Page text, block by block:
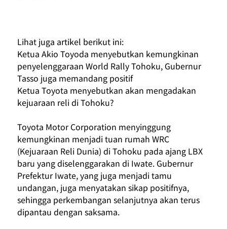
Lihat juga artikel berikut ini:
Ketua Akio Toyoda menyebutkan kemungkinan
penyelenggaraan World Rally Tohoku, Gubernur
Tasso juga memandang positif
Ketua Toyota menyebutkan akan mengadakan
kejuaraan reli di Tohoku?
Toyota Motor Corporation menyinggung
kemungkinan menjadi tuan rumah WRC
(Kejuaraan Reli Dunia) di Tohoku pada ajang LBX
baru yang diselenggarakan di Iwate. Gubernur
Prefektur Iwate, yang juga menjadi tamu
undangan, juga menyatakan sikap positifnya,
sehingga perkembangan selanjutnya akan terus
dipantau dengan saksama.